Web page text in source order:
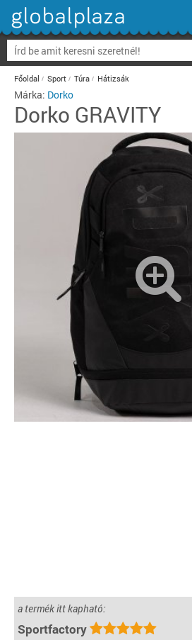
Főoldal Sport Túra Hátizsák
Márka: Dorko
Dorko GRAVITY
a termék itt kapható:
Sportfactory